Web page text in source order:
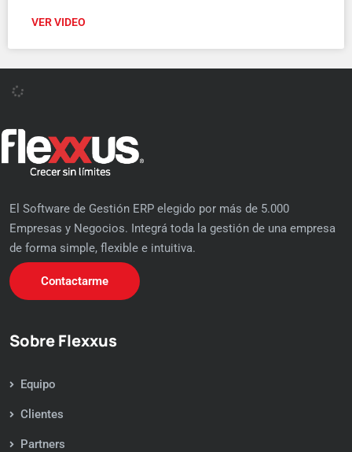
VER VIDEO
El Software de Gestión ERP elegido por más de 5.000
Empresas y Negocios. Integrá toda la gestión de una empresa
de forma simple, flexible e intuitiva.
Contactarme
Sobre Flexxus
Equipo
Clientes
Partners